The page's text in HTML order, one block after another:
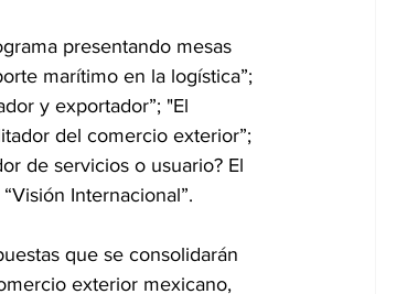
presentando mesas
marítimo en la logística”;
y exportador”; "El
del comercio exterior”;
de servicios o usuario? El
Internacional”.
que se consolidarán
exterior mexicano,